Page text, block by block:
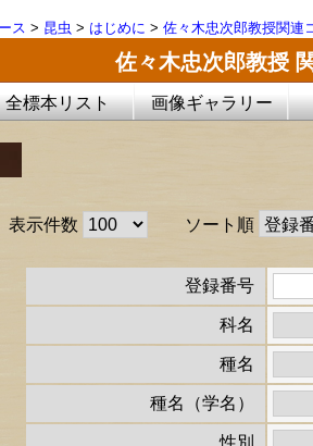
ス > 昆虫 > はじめに > 佐々木忠次郎教授関連
佐々木忠次郎教授
全標本リスト 画像ギャラリー
表示件数 ソート順
登録番号
科名
種名
種名（学名）
性別